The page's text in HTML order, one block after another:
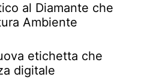
al Diamante che
Ambiente
etichetta che
digitale